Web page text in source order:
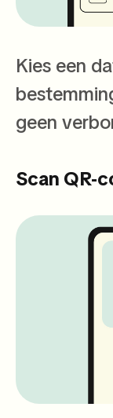
Kies een
geen
Scan QR-